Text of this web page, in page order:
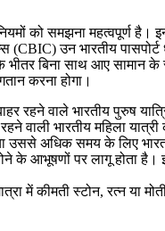
नियमों को समझना
उन भारतीय
बिना साथ आए
करना होगा।
रहने वाले भारतीय पुरुष
वाली भारतीय महिला
उससे अधिक समय के लिए
के आभूषणों पर लागू होता
में कीमती स्टोन, रत्न या